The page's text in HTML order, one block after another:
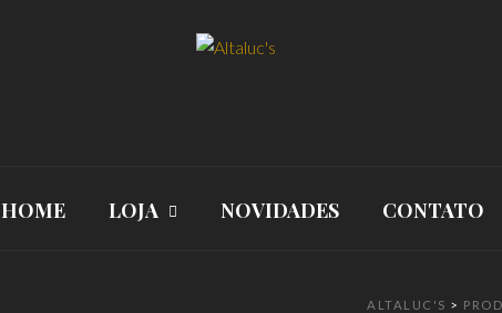
HOME LOJA NOVIDADES CONTATO
ALTALUC'S >